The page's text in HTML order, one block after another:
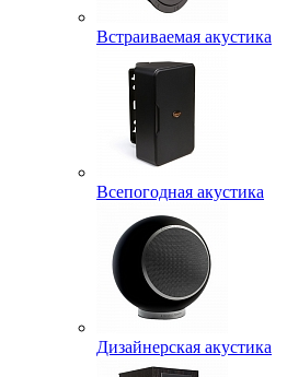
Встраиваемая акустика
Всепогодная акустика
Дизайнерская акустика